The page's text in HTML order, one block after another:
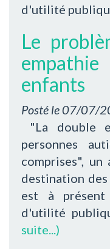
d'utilité
Le
enfants
Posté le07/07/
"La double
personnes
comprises",
destination des
est à présent
d'utilité
suite...)